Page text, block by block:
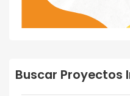
Buscar Proyectos